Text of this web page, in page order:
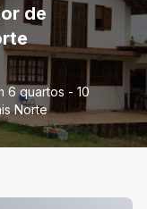
de
6 quartos - 10
Norte